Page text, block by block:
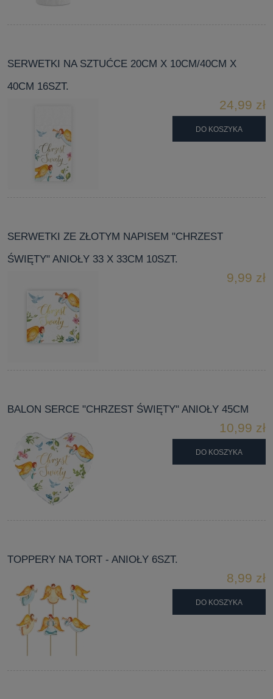
SERWETKI NA SZTUĆCE 20CM X 10CM/40CM X
40CM 16SZT.
24,99 zł
DO KOSZYKA
SERWETKI ZE ZŁOTYM NAPISEM "CHRZEST
ŚWIĘTY" ANIOŁY 33 X 33CM 10SZT.
9,99 zł
BALON SERCE "CHRZEST ŚWIĘTY" ANIOŁY 45CM
10,99 zł
DO KOSZYKA
TOPPERY NA TORT - ANIOŁY 6SZT.
8,99 zł
DO KOSZYKA